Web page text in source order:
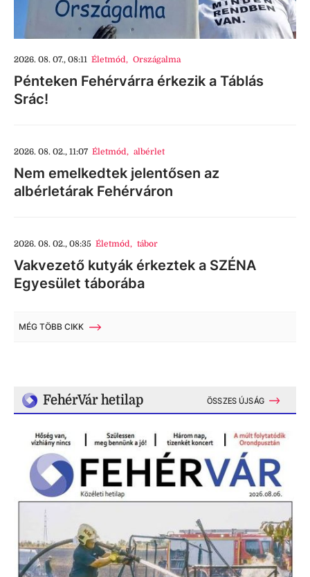
2026. 08. 07., 08:11 Életmód, Országalma
Pénteken Fehérvárra érkezik a Táblás
Srác!
2026. 08. 02., 11:07 Életmód, albérlet
Nem emelkedtek jelentősen az
albérletárak Fehérváron
2026. 08. 02., 08:35 Életmód, tábor
Vakvezető kutyák érkeztek a SZÉNA
Egyesület táborába
MÉG TÖBB CIKK
FehérVár hetilap ÖSSZES ÚJSÁG